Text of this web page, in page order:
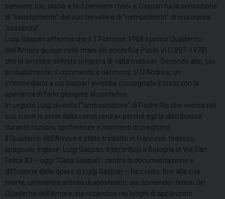
pensiero tuo, lascio a te il pensiero mio!» e Gaspari ha la sensazione
di “svuotamento” del suo cervello e di “riempimento” di una nuova
“sostanza”.
Luigi Gaspari afferma che il 17 ottobre 1968 il primo Quaderno
dell’Amore giunge nelle mani del pontefice Paolo VI (1897-1978)
che lo avrebbe definito un’opera di «alta mistica». Secondo altri, più
probabilmente, il commento è del mons. V. D’Andrea, un
intermediario a cui Gaspari avrebbe consegnato il testo con la
speranza di farlo giungere al pontefice.
In seguito Luigi diventa l’“ambasciatore” di Padre Pio che «versa nel
suo cuore le perle della conoscenza» perché egli le distribuisca
durante riunioni, conferenze e momenti di preghiera.
Il Quaderno dell’Amore è stato tradotto in francese, tedesco,
spagnolo, inglese. Luigi Gaspari, trasferitosi a Bologna in Via San
Felice 83 – oggi “Casa Gaspari”, centro di documentazione e
diffusione delle opere di Luigi Gaspari – ha svolto, fino alla sua
morte, un’intensa attività di apostolato, sia ricevendo i lettori del
Quaderno dell’Amore, sia recandosi nei luoghi di apparizioni